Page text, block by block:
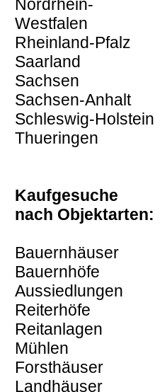
Nordrhein-
Westfalen
Rheinland-Pfalz
Saarland
Sachsen
Sachsen-Anhalt
Schleswig-Holstein
Thueringen
Kaufgesuche
nach Objektarten:
Bauernhäuser
Bauernhöfe
Aussiedlungen
Reiterhöfe
Reitanlagen
Mühlen
Forsthäuser
Landhäuser